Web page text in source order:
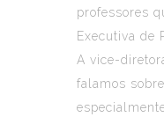
professores
Executiva de
A vice-
falamos